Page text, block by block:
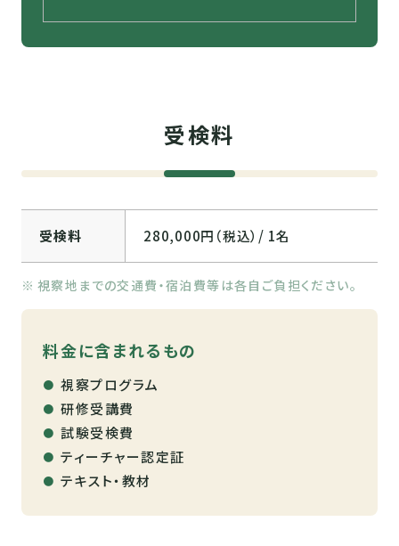
受検料
受検料 280,000円（税込）/ 1名
視察地までの交通費・宿泊費等は各自ご負担ください。
料金に含まれるもの
視察プログラム
研修受講費
試験受検費
ティーチャー認定証
テキスト・教材